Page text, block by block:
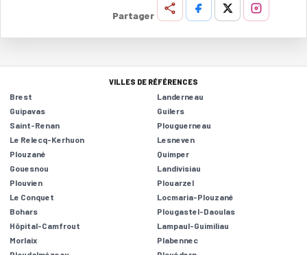
Partager
VILLES DE RÉFÉRENCES
Brest
Landerneau
Guipavas
Guilers
Saint-Renan
Plouguerneau
Le Relecq-Kerhuon
Lesneven
Plouzané
Quimper
Gouesnou
Landivisiau
Plouvien
Plouarzel
Le Conquet
Locmaria-Plouzané
Bohars
Plougastel-Daoulas
Hôpital-Camfrout
Lampaul-Guimiliau
Morlaix
Plabennec